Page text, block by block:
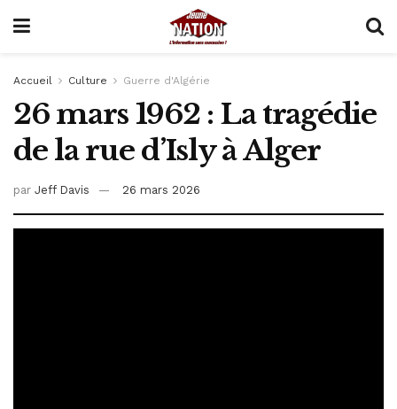
Accueil Culture Guerre d'Algérie
26 mars 1962 : La tragédie
de la rue d’Isly à Alger
par Jeff Davis 26 mars 2026